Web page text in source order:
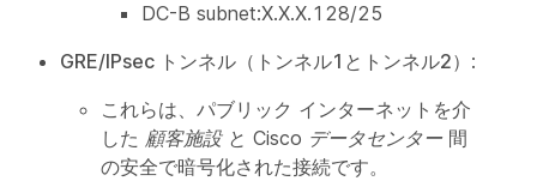
DC-B subnet:X.X.X.128/25
GRE/IPsec トンネル（トンネル1とトンネル2） :
これらは、パブリック インターネットを介
した 顧客施設と Cisco データセンター間
の安全で暗号化された接続です。